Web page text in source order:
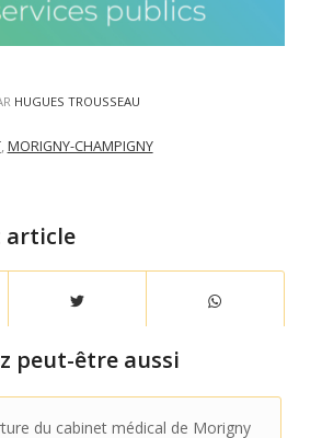
HUGUES TROUSSEAU
, MORIGNY-CHAMPIGNY
article
peut-être aussi
du cabinet médical de Morigny